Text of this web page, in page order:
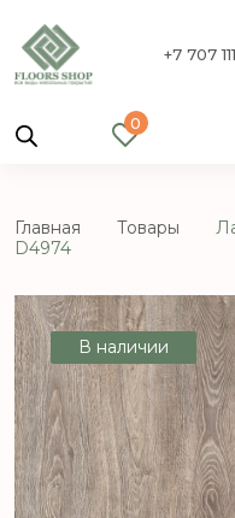
+7 707
0
Главная Товары
D4974
В наличии